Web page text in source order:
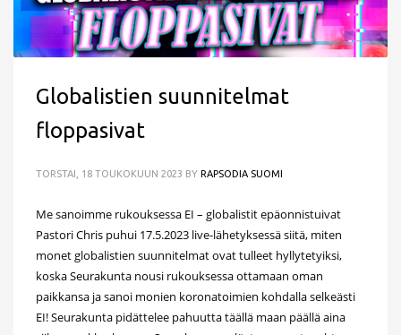
Globalistien suunnitelmat
floppasivat
TORSTAI, 18 TOUKOKUUN 2023 BY RAPSODIA SUOMI
Me sanoimme rukouksessa EI – globalistit epäonnistuivat
Pastori Chris puhui 17.5.2023 live-lähetyksessä siitä, miten
monet globalistien suunnitelmat ovat tulleet hyllytetyiksi,
koska Seurakunta nousi rukouksessa ottamaan oman
paikkansa ja sanoi monien koronatoimien kohdalla selkeästi
EI! Seurakunta pidättelee pahuutta täällä maan päällä aina